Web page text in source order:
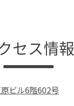
セス情報
ビル6階602号